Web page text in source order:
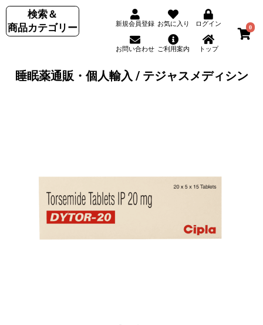
検索＆
商品カテゴリー
新規会員登録 お気に入り ログイン
お問い合わせ ご利用案内 トップ
0
睡眠薬通販・個人輸入 / テジャスメディシン